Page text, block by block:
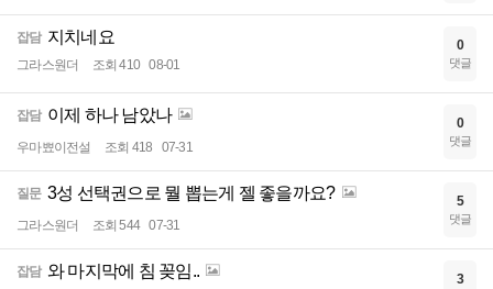
잡담 지치네요
그라스원더 조회 410 08-01
0
댓글
잡담 이제 하나 남았나
우마뾰이전설 조회 418 07-31
0
댓글
질문 3성 선택권으로 뭘 뽑는게 젤 좋을까요?
그라스원더 조회 544 07-31
5
댓글
잡담 와 마지막에 침 꽂임.. 3